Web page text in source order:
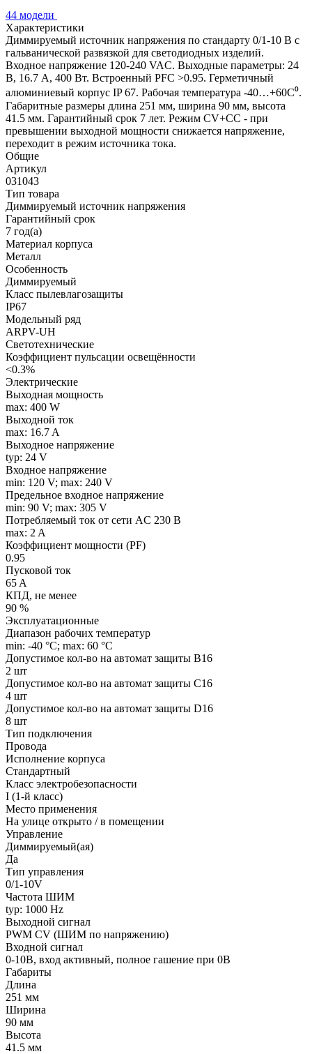
44 модели
Характеристики
Диммируемый источник напряжения по стандарту 0/1-10 В с
гальванической развязкой для светодиодных изделий.
Входное напряжение 120-240 VAC. Выходные параметры: 24
В, 16.7 А, 400 Вт. Встроенный PFC >0.95. Герметичный
алюминиевый корпус IP 67. Рабочая температура -40…+60C⁰.
Габаритные размеры длина 251 мм, ширина 90 мм, высота
41.5 мм. Гарантийный срок 7 лет. Режим CV+CC - при
превышении выходной мощности снижается напряжение,
переходит в режим источника тока.
Общие
Артикул
031043
Тип товара
Диммируемый источник напряжения
Гарантийный срок
7 год(а)
Материал корпуса
Металл
Особенность
Диммируемый
Класс пылевлагозащиты
IP67
Модельный ряд
ARPV-UH
Светотехнические
Коэффициент пульсации освещённости
<0.3%
Электрические
Выходная мощность
max: 400 W
Выходной ток
max: 16.7 A
Выходное напряжение
typ: 24 V
Входное напряжение
min: 120 V; max: 240 V
Предельное входное напряжение
min: 90 V; max: 305 V
Потребляемый ток от сети AC 230 В
max: 2 A
Коэффициент мощности (PF)
0.95
Пусковой ток
65 A
КПД, не менее
90 %
Эксплуатационные
Диапазон рабочих температур
min: -40 °C; max: 60 °C
Допустимое кол-во на автомат защиты B16
2 шт
Допустимое кол-во на автомат защиты C16
4 шт
Допустимое кол-во на автомат защиты D16
8 шт
Тип подключения
Провода
Исполнение корпуса
Стандартный
Класс электробезопасности
I (1-й класс)
Место применения
На улице открыто / в помещении
Управление
Диммируемый(ая)
Да
Тип управления
0/1-10V
Частота ШИМ
typ: 1000 Hz
Выходной сигнал
PWM СV (ШИМ по напряжению)
Входной сигнал
0-10В, вход активный, полное гашение при 0В
Габариты
Длина
251 мм
Ширина
90 мм
Высота
41.5 мм